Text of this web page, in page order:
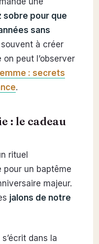
sobre pour que
sans
à créer
on peut l’observer
: secrets
.
: le cadeau
rituel
pour un baptême
majeur.
jalons de notre
dans la